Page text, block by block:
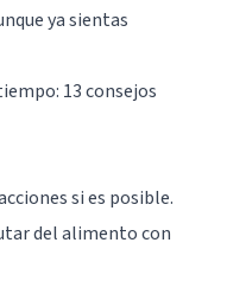
ya sientas
13 consejos
si es posible.
del alimento con